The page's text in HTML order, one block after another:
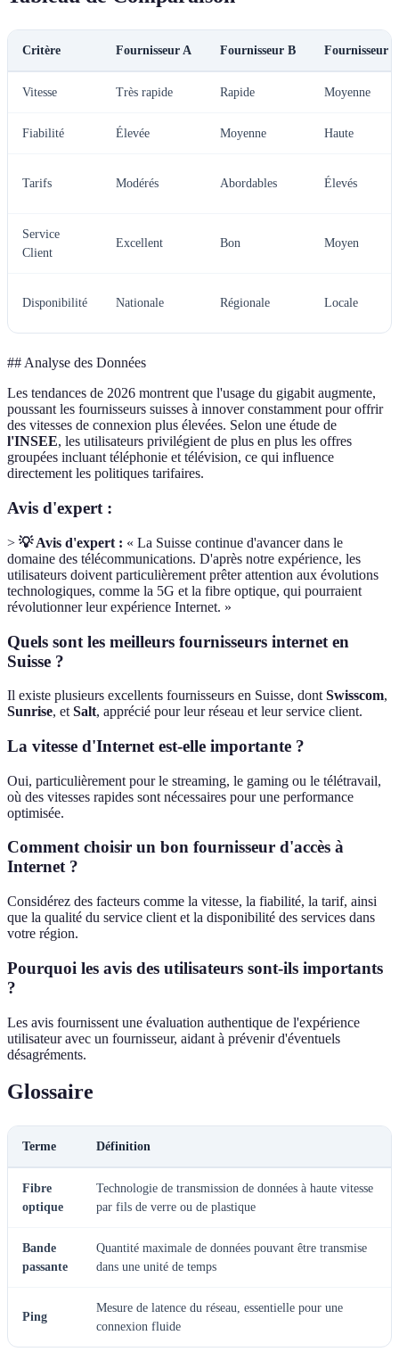
Critère Fournisseur A Fournisseur B Fournisseur
Vitesse Très rapide Rapide Moyenne
Fiabilité Élevée Moyenne Haute
Tarifs Modérés Abordables Élevés
Service
Client
Excellent Bon Moyen
Disponibilité Nationale Régionale Locale
## Analyse des Données
Les tendances de 2026 montrent que l'usage du gigabit augmente,
poussant les fournisseurs suisses à innover constamment pour offrir
des vitesses de connexion plus élevées. Selon une étude de
l'INSEE, les utilisateurs privilégient de plus en plus les offres
groupées incluant téléphonie et télévision, ce qui influence
directement les politiques tarifaires.
Avis d'expert :
> 💡 Avis d'expert : « La Suisse continue d'avancer dans le
domaine des télécommunications. D'après notre expérience, les
utilisateurs doivent particulièrement prêter attention aux évolutions
technologiques, comme la 5G et la fibre optique, qui pourraient
révolutionner leur expérience Internet. »
Quels sont les meilleurs fournisseurs internet en
Suisse ?
Il existe plusieurs excellents fournisseurs en Suisse, dont Swisscom,
Sunrise, et Salt, apprécié pour leur réseau et leur service client.
La vitesse d'Internet est-elle importante ?
Oui, particulièrement pour le streaming, le gaming ou le télétravail,
où des vitesses rapides sont nécessaires pour une performance
optimisée.
Comment choisir un bon fournisseur d'accès à
Internet ?
Considérez des facteurs comme la vitesse, la fiabilité, la tarif, ainsi
que la qualité du service client et la disponibilité des services dans
votre région.
Pourquoi les avis des utilisateurs sont-ils importants
?
Les avis fournissent une évaluation authentique de l'expérience
utilisateur avec un fournisseur, aidant à prévenir d'éventuels
désagréments.
Glossaire
Terme Définition
Fibre
optique
Technologie de transmission de données à haute vitesse
par fils de verre ou de plastique
Bande
passante
Quantité maximale de données pouvant être transmise
dans une unité de temps
Ping
Mesure de latence du réseau, essentielle pour une
connexion fluide